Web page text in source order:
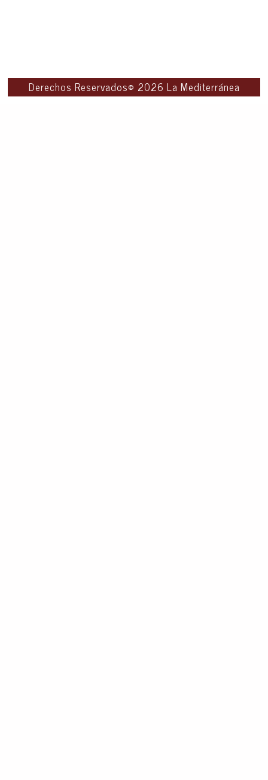
Derechos Reservados© 2026 La Mediterránea